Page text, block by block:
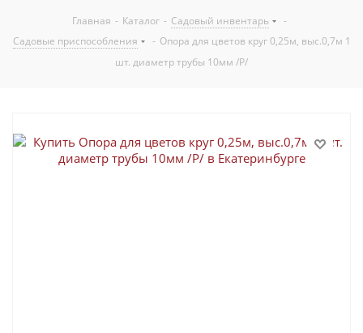
Главная - Каталог - Садовый инвентарь
-
Садовые приспособления
- Опора для цветов круг 0,25м, выс.0,7м 1
шт. диаметр трубы 10мм /Р/